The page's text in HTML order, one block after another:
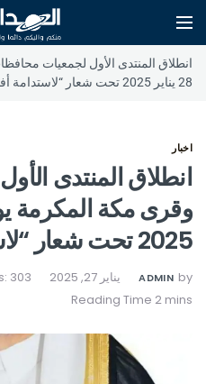
انطلاق المنتدى الأول لجمعيات
28 يناير 2025 تحت شعار “لاستدامة أفضل”
اخبار
انطلاق المنتدى
2025 تحت شعار “لاستدامة أفضل”
by
ADMIN يناير 27, 2025 303